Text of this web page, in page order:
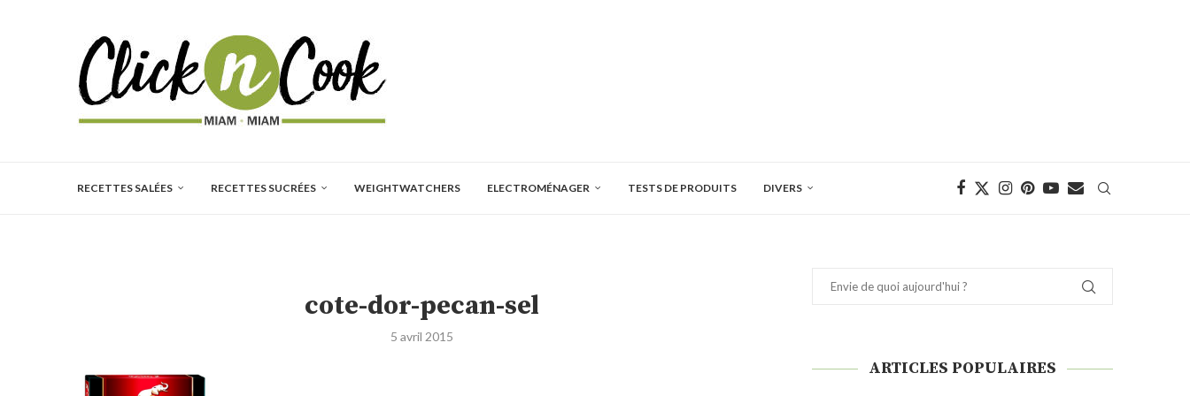
RECETTES SALÉES RECETTES SUCRÉES WEIGHTWATCHERS ELECTROMÉNAGER TESTS DE PRODUITS DIVERS
cote-dor-pecan-sel
5 avril 2015
ARTICLES POPULAIRES